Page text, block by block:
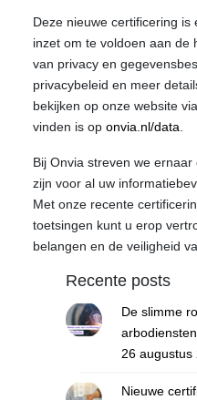
Deze nieuwe certificering
inzet om te voldoen aan de
van privacy en
privacybeleid en meer
bekijken op onze website
vinden is op onvia.nl/data
Bij Onvia streven we
zijn voor al uw
Met onze recente
toetsingen kunt u erop
belangen en de veiligheid
Recente posts
De slimme
arbodiensten
26 augustus
Nieuwe